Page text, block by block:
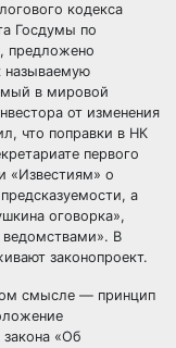
кодекса
Госдумы по
предложено
называемую
в мировой
от изменения
что поправки в НК
первого
«Известиям» о
а
оговорка»,
В
законопроект.
смысле — принцип
«Об